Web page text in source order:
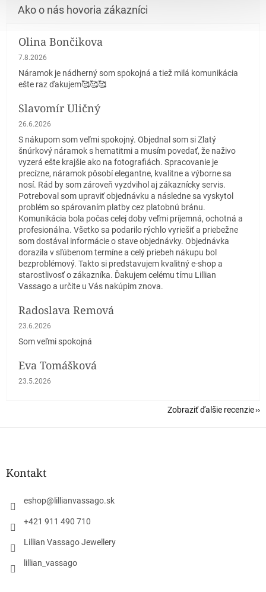
Olina Bončikova
Hodnotenie obchodu je 5 z 5 hviezdičiek.
7.8.2026
Náramok je nádherný som spokojná a tiež milá komunikácia
ešte raz ďakujem🥰🥰🥰
Slavomír Uličný
Hodnotenie obchodu je 5 z 5 hviezdičiek.
26.6.2026
S nákupom som veľmi spokojný. Objednal som si Zlatý
šnúrkový náramok s hematitmi a musím povedať, že naživo
vyzerá ešte krajšie ako na fotografiách. Spracovanie je
precízne, náramok pôsobí elegantne, kvalitne a výborne sa
nosí. Rád by som zároveň vyzdvihol aj zákaznícky servis.
Potreboval som upraviť objednávku a následne sa vyskytol
problém so spárovaním platby cez platobnú bránu.
Komunikácia bola počas celej doby veľmi príjemná, ochotná a
profesionálna. Všetko sa podarilo rýchlo vyriešiť a priebežne
som dostával informácie o stave objednávky. Objednávka
dorazila v sľúbenom termíne a celý priebeh nákupu bol
bezproblémový. Takto si predstavujem kvalitný e-shop a
starostlivosť o zákazníka. Ďakujem celému tímu Lillian
Vassago a určite u Vás nakúpim znova.
Radoslava Remová
Hodnotenie obchodu je 5 z 5 hviezdičiek.
23.6.2026
Som veľmi spokojná
Eva Tomášková
Hodnotenie obchodu je 5 z 5 hviezdičiek.
23.5.2026
Zobraziť ďalšie recenzie
Z
Kontakt
eshop@lillianvassago.sk
+421 911 490 710
Lillian Vassago Jewellery
lillian_vassago